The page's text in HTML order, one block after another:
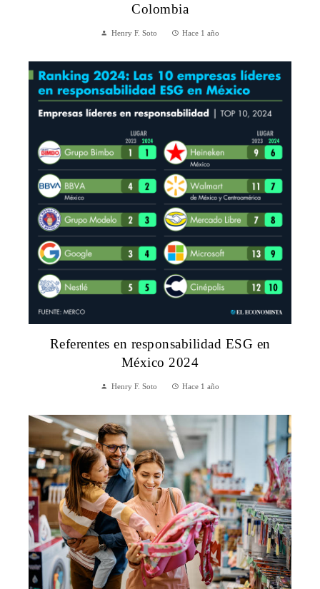
Colombia
Henry F. Soto Hace 1 año
Referentes en responsabilidad ESG en
México 2024
Henry F. Soto Hace 1 año